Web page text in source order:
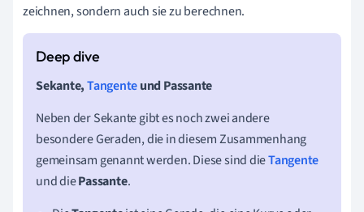
zeichnen, sondern auch sie zu berechnen.
Sekante,Tangenteund Passante
Neben der Sekante gibt es noch zwei andere
besondere Geraden, die in diesem Zusammenhang
gemeinsam genannt werden. Diese sind dieTangente
und diePassante.